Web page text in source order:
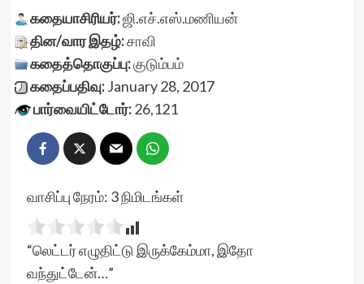
கதையாசிரியர்:ஜி.எச்.எஸ்.மணியன்
தின/வார இதழ்:சாவி
கதைத்தொகுப்பு:குடும்பம்
கதைப்பதிவு:January 28, 2017
பார்வையிட்டோர்:26,121
வாசிப்பு நேரம்: 3நிமிடங்கள்
“லெட்டர் எழுதிட்டு இருக்கேம்மா, இதோ
வந்துட்டேன்…”